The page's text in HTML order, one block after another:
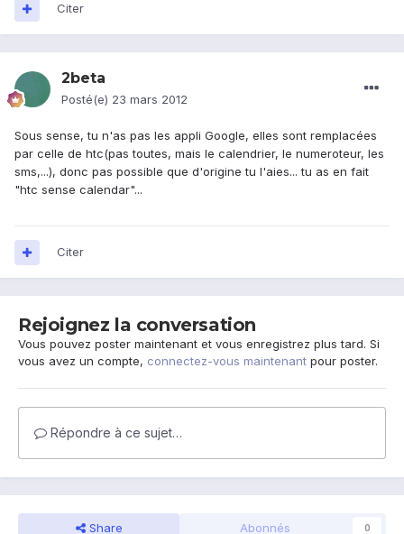
Citer
2beta
Posté(e) 23 mars 2012
Sous sense, tu n'as pas les appli Google, elles sont remplacées
par celle de htc(pas toutes, mais le calendrier, le numeroteur, les
sms,...), donc pas possible que d'origine tu l'aies... tu as en fait
"htc sense calendar"...
Citer
Rejoignez la conversation
Vous pouvez poster maintenant et vous enregistrez plus tard. Si
vous avez un compte, connectez-vous maintenant pour poster.
Répondre à ce sujet…
Share Abonnés 0